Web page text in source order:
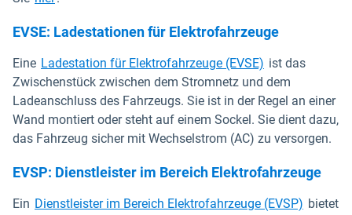
EVSE: Ladestationen für Elektrofahrzeuge
Eine Ladestation für Elektrofahrzeuge (EVSE) In neuem
ist das
Zwischenstück zwischen dem Stromnetz und dem
Ladeanschluss des Fahrzeugs. Sie ist in der Regel an einer
Wand montiert oder steht auf einem Sockel. Sie dient dazu,
das Fahrzeug sicher mit Wechselstrom (AC) zu versorgen.
EVSP: Dienstleister im Bereich Elektrofahrzeuge
Ein Dienstleister im Bereich Elektrofahrzeuge (EVSP) bietet